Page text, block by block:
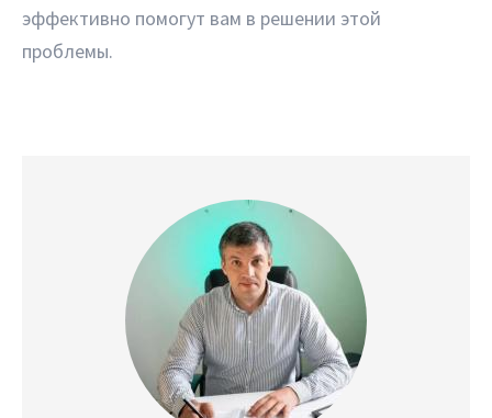
эффективно помогут вам в решении этой
проблемы.